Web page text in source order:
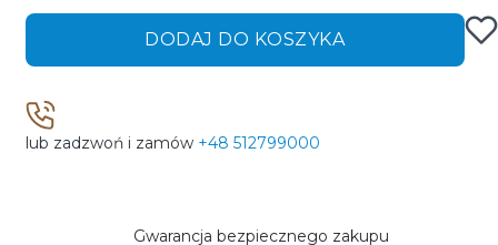
DODAJ DO KOSZYKA
lub zadzwoń i zamów +48 512799000
Gwarancja bezpiecznego zakupu